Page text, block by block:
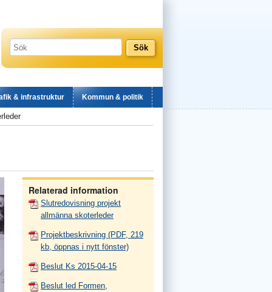
& infrastruktur Kommun & politik
Relaterad information
Slutredovisning projekt
allmänna skoterleder
Projektbeskrivning (PDF, 219
kb, öppnas i nytt fönster)
Beslut Ks 2015-04-15
Beslut led Formen,